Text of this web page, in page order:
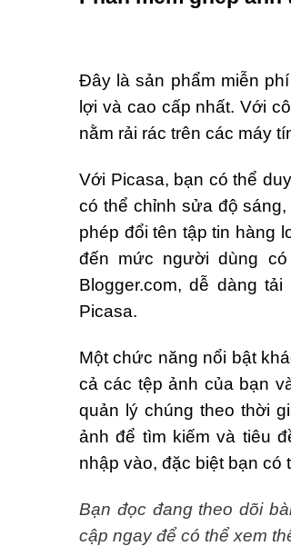
Đây là sản phẩm miễn
lợi và cao cấp nhất. Với
nằm rải rác trên các máy
Với Picasa, bạn có thể
có thể chỉnh sửa độ
phép đổi tên tập tin hàng
đến mức người dùng
Blogger.com, dễ dàng
Picasa.
Một chức năng nổi bật
cả các tệp ảnh của bạn
quản lý chúng theo thời
ảnh để tìm kiếm và tiêu
nhập vào, đặc biệt bạn có
Bạn đọc đang theo dõi
cập ngay để có thể xem